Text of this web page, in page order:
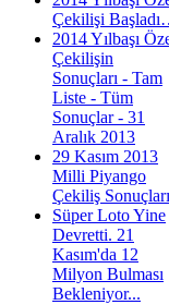
Çekilişi
2014 Yılbaşı
Çekilişin
Sonuçları - Tam
Liste - Tüm
Sonuçlar - 31
Aralık 2013
29 Kasım 2013
Milli Piyango
Çekiliş Sonuçları
Süper Loto Yine
Devretti. 21
Kasım'da 12
Milyon Bulması
Bekleniyor...